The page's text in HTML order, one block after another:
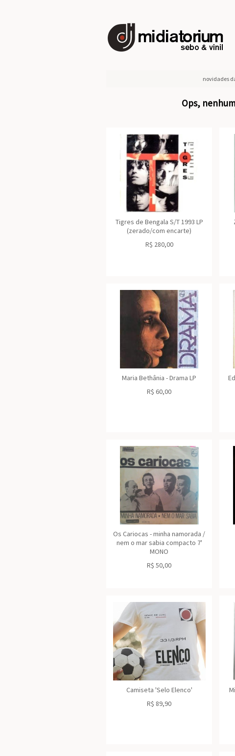
novidades
Ops,
Tigres de Bengala S/T 1993 LP
(zerado/com encarte)
R$ 280,00
Maria Bethânia - Drama LP
R$ 60,00
Os Cariocas - minha namorada /
nem o mar sabia compacto 7'
MONO
R$ 50,00
Camiseta 'Selo Elenco'
R$ 89,90